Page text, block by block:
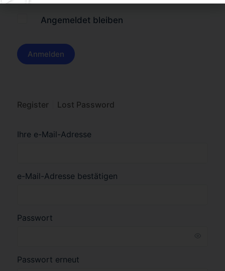
Angemeldet bleiben
Register Lost Password
Ihre e-Mail-Adresse
e-Mail-Adresse bestätigen
Passwort
Passwort erneut